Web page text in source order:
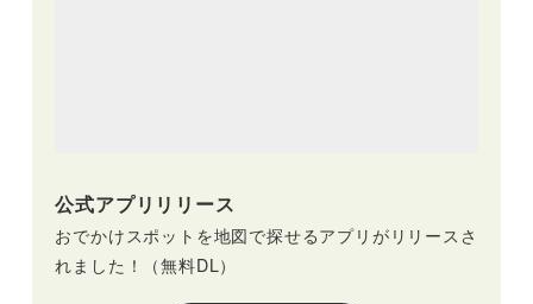
公式アプリリリース
おでかけスポットを地図で探せるアプリがリリースさ
れました！（無料DL）